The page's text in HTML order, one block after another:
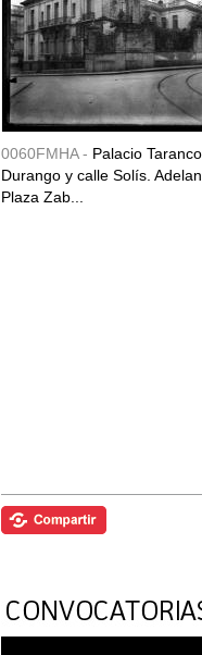
0060FMHA - Palacio
Durango y calle Solís.
Plaza Zab...